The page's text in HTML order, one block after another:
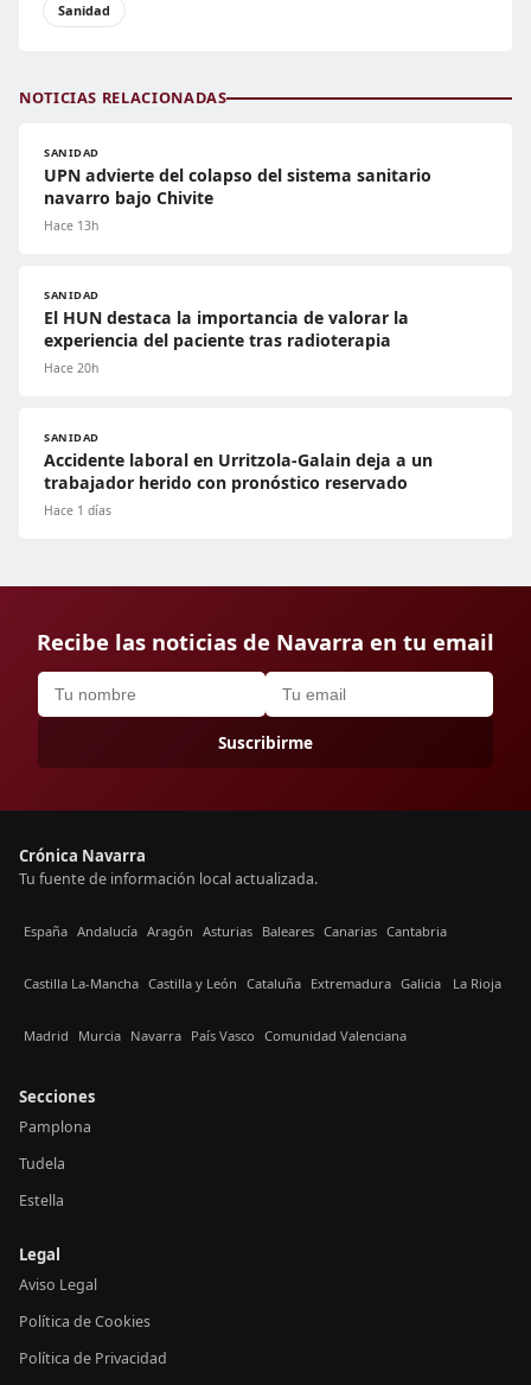
Sanidad
NOTICIAS RELACIONADAS
SANIDAD
UPN advierte del colapso del sistema sanitario
navarro bajo Chivite
Hace 13h
SANIDAD
El HUN destaca la importancia de valorar la
experiencia del paciente tras radioterapia
Hace 20h
SANIDAD
Accidente laboral en Urritzola-Galain deja a un
trabajador herido con pronóstico reservado
Hace 1 días
Recibe las noticias de Navarra en tu email
Suscribirme
Crónica Navarra
Tu fuente de información local actualizada.
España Andalucía Aragón Asturias Baleares Canarias Cantabria
Castilla La-Mancha Castilla y León Cataluña Extremadura Galicia La Rioja
Madrid Murcia Navarra País Vasco Comunidad Valenciana
Secciones
Pamplona
Tudela
Estella
Legal
Aviso Legal
Política de Cookies
Política de Privacidad